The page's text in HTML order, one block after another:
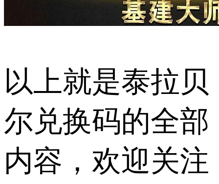
以上就是泰拉贝
尔兑换码的全部
内容，欢迎关注